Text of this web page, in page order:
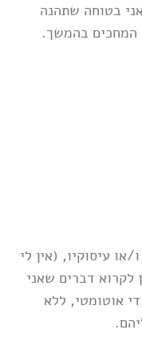
בטוחה ‏שתהנה
המחכים בהמשך.‏
עיסוקיו, (אין לי
לקרוא דברים שאני
אוטומטי, ללא